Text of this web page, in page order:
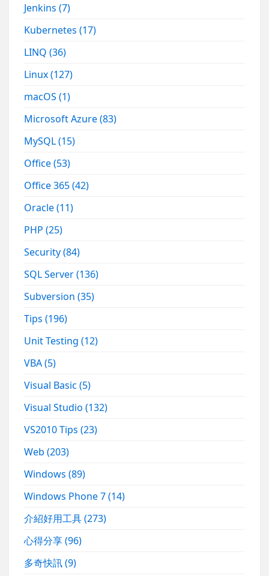
Jenkins(7)
Kubernetes(17)
LINQ(36)
Linux(127)
macOS(1)
Microsoft Azure(83)
MySQL(15)
Office(53)
Office 365(42)
Oracle(11)
PHP(25)
Security(84)
SQL Server(136)
Subversion(35)
Tips(196)
Unit Testing(12)
VBA(5)
Visual Basic(5)
Visual Studio(132)
VS2010 Tips(23)
Web(203)
Windows(89)
Windows Phone 7(14)
介紹好用工具(273)
心得分享(96)
多奇快訊(9)